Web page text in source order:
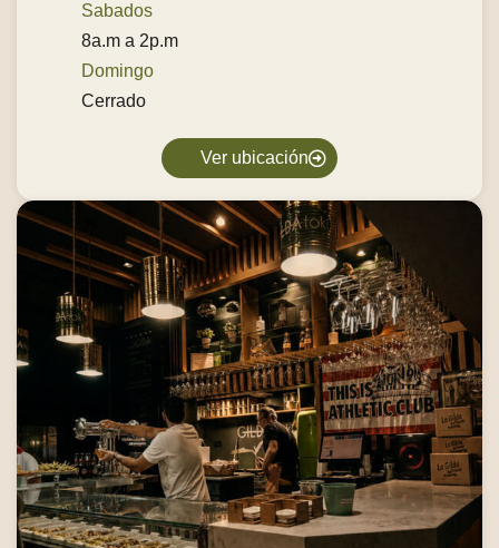
Sabados
8a.m a 2p.m
Domingo
Cerrado
Ver ubicación
Packs de Regalo
Talleres para Colegios
Eventos